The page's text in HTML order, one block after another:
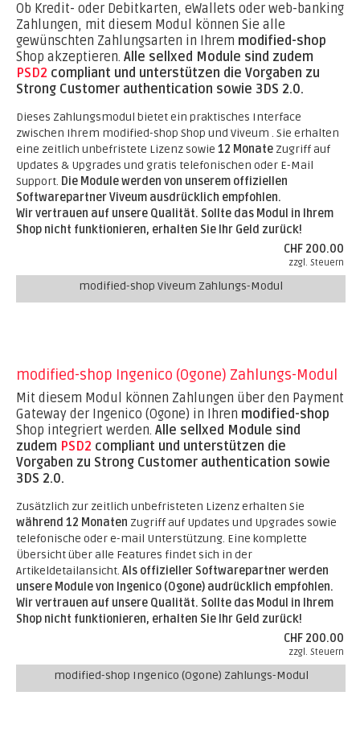
Ob Kredit- oder Debitkarten, eWallets oder web-banking
Zahlungen, mit diesem Modul können Sie alle
gewünschten Zahlungsarten in Ihrem modified-shop
Shop akzeptieren. Alle sellxed Module sind zudem
PSD2 compliant und unterstützen die Vorgaben zu
Strong Customer authentication sowie 3DS 2.0.
Dieses Zahlungsmodul bietet ein praktisches Interface
zwischen Ihrem modified-shop Shop und Viveum . Sie erhalten
eine zeitlich unbefristete Lizenz sowie 12 Monate Zugriff auf
Updates & Upgrades und gratis telefonischen oder E-Mail
Support. Die Module werden von unserem offiziellen
Softwarepartner Viveum ausdrücklich empfohlen.
Wir vertrauen auf unsere Qualität. Sollte das Modul in Ihrem
Shop nicht funktionieren, erhalten Sie Ihr Geld zurück!
CHF 200.00
zzgl. Steuern
modified-shop Viveum Zahlungs-Modul
modified-shop Ingenico (Ogone) Zahlungs-Modul
Mit diesem Modul können Zahlungen über den Payment
Gateway der Ingenico (Ogone) in Ihren modified-shop
Shop integriert werden. Alle sellxed Module sind
zudem PSD2 compliant und unterstützen die
Vorgaben zu Strong Customer authentication sowie
3DS 2.0.
Zusätzlich zur zeitlich unbefristeten Lizenz erhalten Sie
während 12 Monaten Zugriff auf Updates und Upgrades sowie
telefonische oder e-mail Unterstützung. Eine komplette
Übersicht über alle Features findet sich in der
Artikeldetailansicht. Als offizieller Softwarepartner werden
unsere Module von Ingenico (Ogone) audrücklich empfohlen.
Wir vertrauen auf unsere Qualität. Sollte das Modul in Ihrem
Shop nicht funktionieren, erhalten Sie Ihr Geld zurück!
CHF 200.00
zzgl. Steuern
modified-shop Ingenico (Ogone) Zahlungs-Modul